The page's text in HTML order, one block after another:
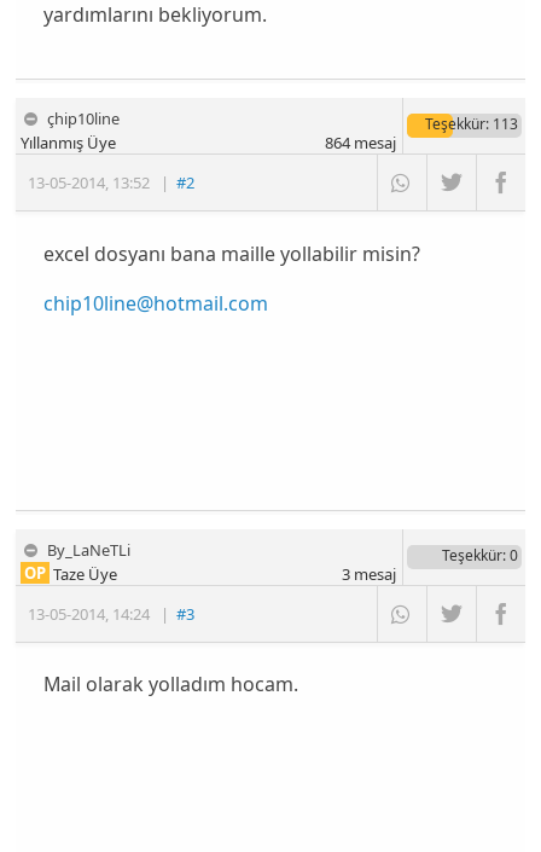
yardımlarını bekliyorum.
çhip10line
13-05-2014, 13:52 |#2
Yıllanmış Üye
Teşekkür: 113
864mesaj
excel dosyanı bana maille yollabilir misin?
chip10line@hotmail.com
By_LaNeTLi
13-05-2014, 14:24 |#3
OP Taze Üye
Teşekkür: 0
3mesaj
Mail olarak yolladım hocam.